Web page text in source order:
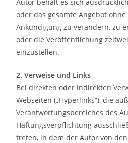
oder das gesamte Angebot
Ankündigung zu verändern, zu
oder die Veröffentlichung
einzustellen.
2. Verweise und Links
Bei direkten oder indirekten
Webseiten („Hyperlinks“), die
Verantwortungsbereiches des
Haftungsverpflichtung
treten, in dem der Autor von